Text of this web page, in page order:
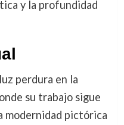
y la profundidad
perdura en la
su trabajo sigue
modernidad pictórica